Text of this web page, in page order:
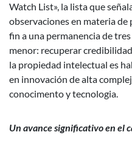
Watch List», la lista que
observaciones en materia
fin a una permanencia de
menor: recuperar
la propiedad intelectual es
en innovación de alta
conocimento y tecnologia.
Un avance significativo en el